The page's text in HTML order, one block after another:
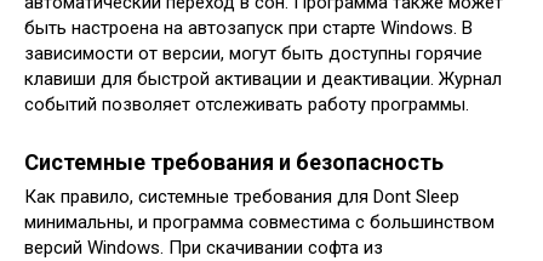
быть настроена на автозапуск при старте Windows. В
зависимости от версии, могут быть доступны горячие
клавиши для быстрой активации и деактивации. Журнал
событий позволяет отслеживать работу программы.
Системные требования и безопасность
Как правило, системные требования для Dont Sleep
минимальны, и программа совместима с большинством
версий Windows. При скачивании софта из